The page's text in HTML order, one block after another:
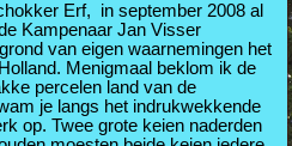
Erf, in september 2008 al
Kampenaar Jan Visser
van eigen waarnemingen het
Menigmaal beklom ik de
percelen land van de
je langs het indrukwekkende
op. Twee grote keien naderden